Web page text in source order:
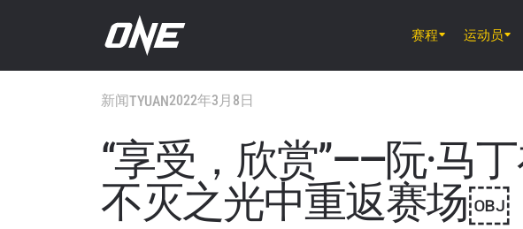
赛程 运动员
新闻TYUAN2022年3月8日
“享受，欣赏”——阮·马
不灭之光中重返赛场￼